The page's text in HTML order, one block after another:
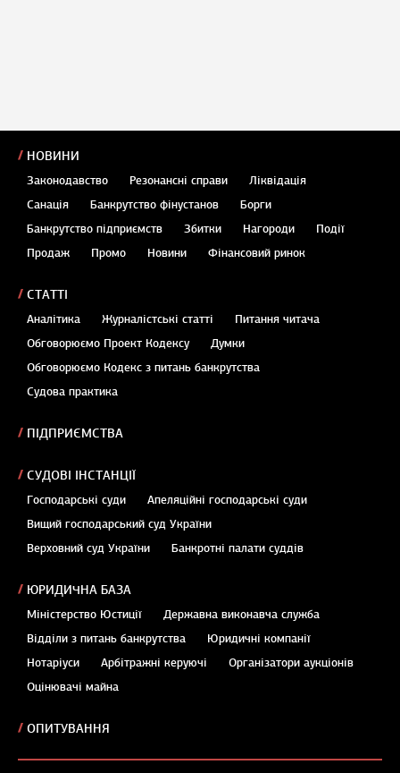
НОВИНИ
Законодавство Резонансні справи
Ліквідація
Санація
Банкрутство фінустанов
Борги
Банкрутство підприємств
Збитки Нагороди
Події
Продаж
Промо Новини Фінансовий ринок
СТАТТІ
Аналітика Журналістські статті
Питання читача
Обговорюємо Проект Кодексу
Думки
Обговорюємо Кодекс з питань банкрутства
Судова практика
ПІДПРИЄМСТВА
СУДОВІ ІНСТАНЦІЇ
Господарські суди
Апеляційні господарські суди
Вищий господарський суд України
Верховний суд України
Банкротні палати суддів
ЮРИДИЧНА БАЗА
Міністерство Юстиції
Державна виконавча служба
Відділи з питань банкрутства
Юридичні компанії
Нотаріуси
Арбітражні керуючі
Організатори аукціонів
Оцінювачі майна
ОПИТУВАННЯ